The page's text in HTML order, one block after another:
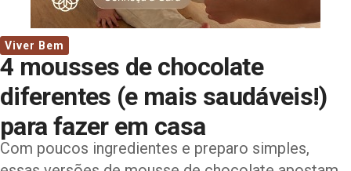
Viver Bem
4 mousses de chocolate
diferentes (e mais saudáveis!)
para fazer em casa
Com poucos ingredientes e preparo simples,